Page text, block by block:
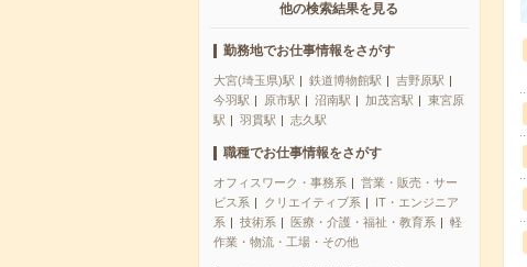
他の検索結果を見る
勤務地でお仕事情報をさがす
大宮(埼玉県)駅 鉄道博物館駅
吉野原駅
今羽駅
原市駅 沼南駅 加茂宮駅
東宮原
駅
羽貫駅 志久駅
職種でお仕事情報をさがす
オフィスワーク・事務系
営業・販売・サー
ビス系
クリエイティブ系
IT・エンジニア
系
技術系 医療・介護・福祉・教育系
軽
作業・物流・工場・その他